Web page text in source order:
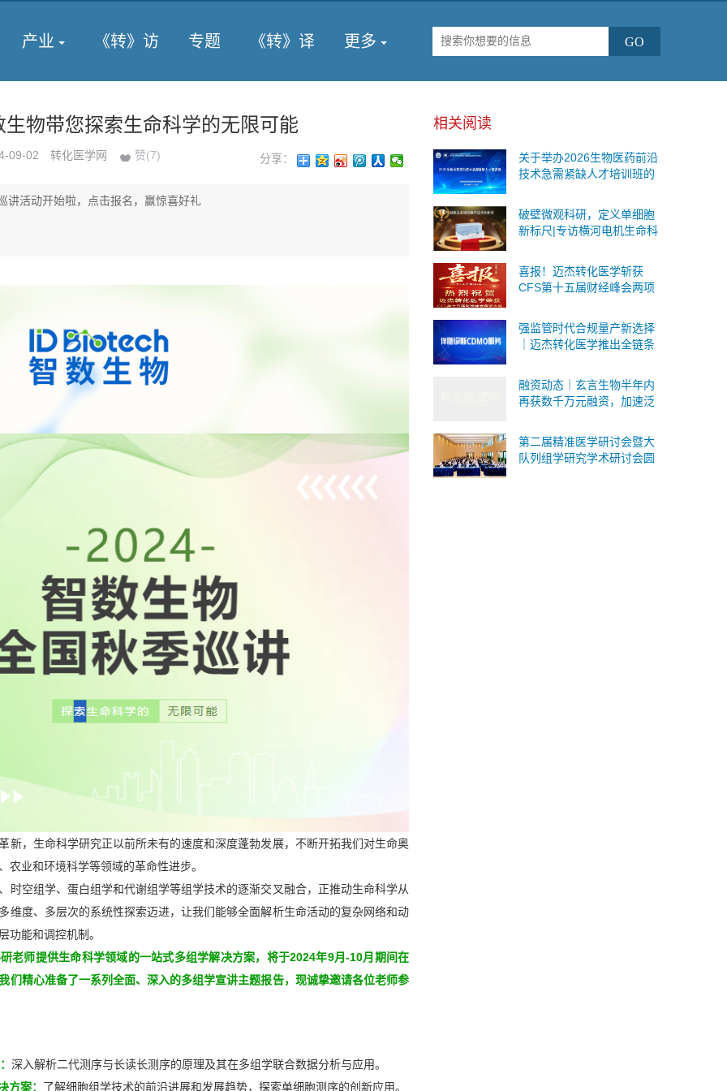
产业 《转》访 专题 《转》译 更多
物带您探索生命科学的无限可能
09-02 转化医学网 赞(7) 分享：
讲活动开始啦，点击报名，赢惊喜好礼
新，生命科学研究正以前所未有的速度和深度蓬勃发展，不断开拓我们对生命奥
农业和环境科学等领域的革命性进步。
时空组学、蛋白组学和代谢组学等组学技术的逐渐交叉融合，正推动生命科学从
维度、多层次的系统性探索迈进，让我们能够全面解析生命活动的复杂网络和动
功能和调控机制。
老师提供生命科学领域的一站式多组学解决方案，将于2024年9月-10月期间在
们精心准备了一系列全面、深入的多组学宣讲主题报告，现诚挚邀请各位老师参
深入解析二代测序与长读长测序的原理及其在多组学联合数据分析与应用。
方案： 了解细胞组学技术的前沿进展和发展趋势，探索单细胞测序的创新应用。
相关阅读
关于举办2026生物医药前沿
技术急需紧缺人才培训班的
破壁微观科研，定义单细胞
新标尺|专访横河电机生命科
部商务运营总监王海鉴
喜报！迈杰转化医学斩获
CFS第十五届财经峰会两项
强监管时代合规量产新选择
｜迈杰转化医学推出全链条
式承接Ⅰ/Ⅱ/Ⅲ 类IVD委托研
发与生产
融资动态｜玄言生物半年内
再获数千万元融资，加速泛
床转化
第二届精准医学研讨会暨大
队列组学研究学术研讨会圆